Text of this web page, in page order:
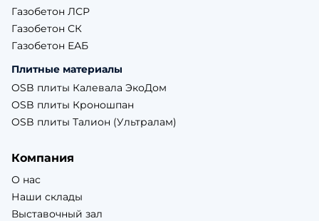
Газобетон ЛСР
Газобетон СК
Газобетон ЕАБ
Плитные материалы
OSB плиты Калевала ЭкоДом
OSB плиты Кроношпан
OSB плиты Талион (Ультралам)
Компания
О нас
Наши склады
Выставочный зал